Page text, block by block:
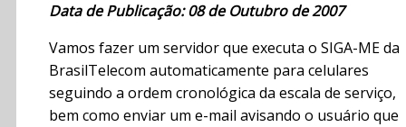
Data de Publicação: 08 de Outubro de 2007
Vamos fazer um servidor que executa o SIGA-ME da
BrasilTelecom automaticamente para celulares
seguindo a ordem cronológica da escala de serviço,
bem como enviar um e-mail avisando o usuário que